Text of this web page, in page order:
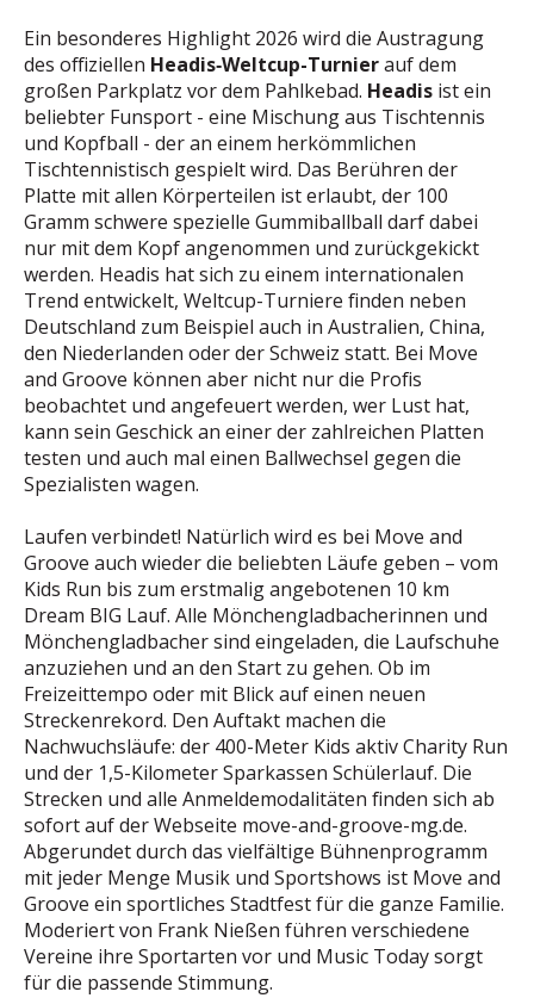
Ein besonderes Highlight 2026 wird die Austragung
des offiziellen Headis‑Weltcup-Turnierauf dem
großen Parkplatz vor dem Pahlkebad. Headis ist ein
beliebter Funsport - eine Mischung aus Tischtennis
und Kopfball - der an einem herkömmlichen
Tischtennistisch gespielt wird. Das Berühren der
Platte mit allen Körperteilen ist erlaubt, der 100
Gramm schwere spezielle Gummiballball darf dabei
nur mit dem Kopf angenommen und zurückgekickt
werden. Headis hat sich zu einem internationalen
Trend entwickelt, Weltcup-Turniere finden neben
Deutschland zum Beispiel auch in Australien, China,
den Niederlanden oder der Schweiz statt. Bei Move
and Groove können aber nicht nur die Profis
beobachtet und angefeuert werden, wer Lust hat,
kann sein Geschick an einer der zahlreichen Platten
testen und auch mal einen Ballwechsel gegen die
Spezialisten wagen.
Laufen verbindet! Natürlich wird es bei Move and
Groove auch wieder die beliebten Läufe geben – vom
Kids Run bis zum erstmalig angebotenen 10 km
Dream BIG Lauf. Alle Mönchengladbacherinnen und
Mönchengladbacher sind eingeladen, die Laufschuhe
anzuziehen und an den Start zu gehen. Ob im
Freizeittempo oder mit Blick auf einen neuen
Streckenrekord. Den Auftakt machen die
Nachwuchsläufe: der 400-Meter Kids aktiv Charity Run
und der 1,5-Kilometer Sparkassen Schülerlauf. Die
Strecken und alle Anmeldemodalitäten finden sich ab
sofort auf der Webseite move-and-groove-mg.de.
Abgerundet durch das vielfältige Bühnenprogramm
mit jeder Menge Musik und Sportshows ist Move and
Groove ein sportliches Stadtfest für die ganze Familie.
Moderiert von Frank Nießen führen verschiedene
Vereine ihre Sportarten vor und Music Today sorgt
für die passende Stimmung.